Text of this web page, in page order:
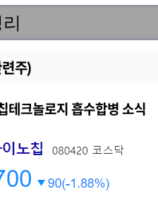
주)
테크놀로지 흡수합병 소식